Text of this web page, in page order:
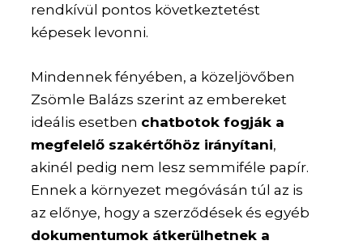
rendkívül pontos következtetést
képesek levonni.
Mindennek fényében, a közeljövőben
Zsömle Balázs szerint az embereket
ideális esetben chatbotok fogják a
megfelelő szakértőhöz irányítani,
akinél pedig nem lesz semmiféle papír.
Ennek a környezet megóvásán túl az is
az előnye, hogy a szerződések és egyéb
dokumentumok átkerülhetnek a